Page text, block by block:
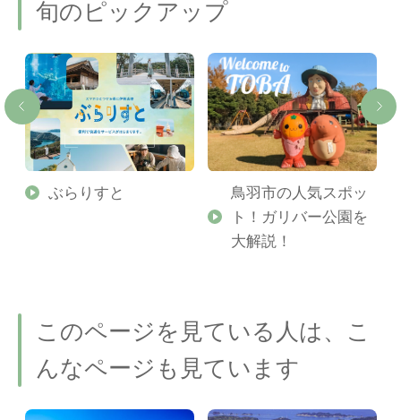
旬のピックアップ
ぶらりすと
鳥羽市の人気スポッ
ト！ガリバー公園を
大解説！
このページを見ている人は、こ
んなページも見ています